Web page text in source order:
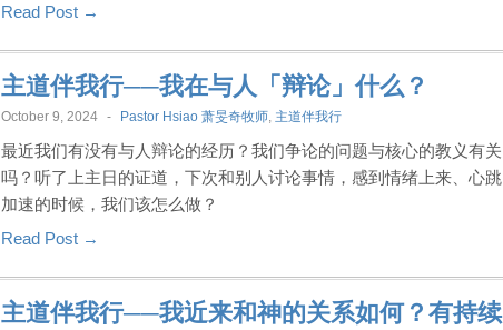
Read Post →
主道伴我行──我在与人「辩论」什么？
October 9, 2024 - Pastor Hsiao 萧旻奇牧师 主道伴我行
最近我们有没有与人辩论的经历？我们争论的问题与核心的教义有关
吗？听了上主日的证道，下次和别人讨论事情，感到情绪上来、心跳
加速的时候，我们该怎么做？
Read Post →
主道伴我行──我近来和神的关系如何？有持续